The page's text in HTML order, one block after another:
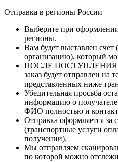
Отправка в регионы России
Выберите при
регионы.
Вам будет выставлен счет
организацию), который
ПОСЛЕ ПОСТУПЛЕНИЯ
заказ будет отправлен на
представленных ниже
Убедительная просьба
информацию о
ФИО полностью и
Отправка оформляется за
(транспортные услуги
получении).
Мы отправляем
по которой можно